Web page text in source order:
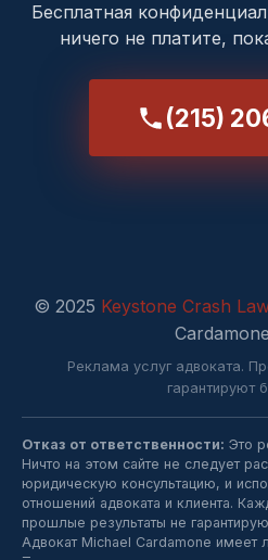
Бесплатная
ничего не платите,
(215)
© 2025 Keystone Crash
Реклама услуг адвоката.
гарантируют
Отказ от ответственности: Это
Ничто на этом сайте не следует
юридическую консультацию, и
отношений адвоката и клиента.
прошлые результаты не
Адвокат Michael Cardamone имеет